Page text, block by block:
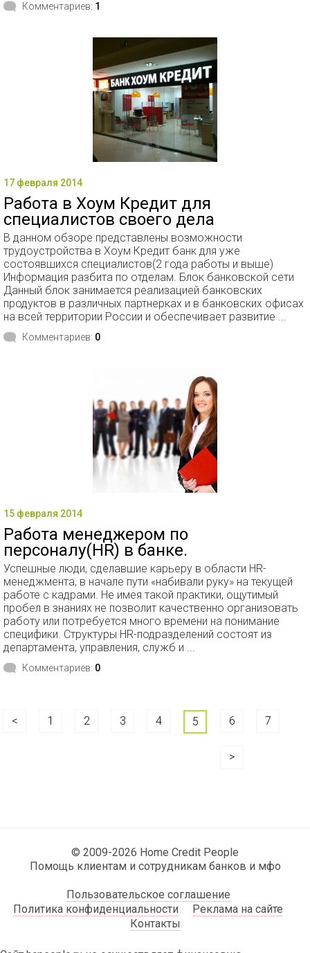
Комментариев: 1
17 февраля 2014
Работа в Хоум Кредит для
специалистов своего дела
В данном обзоре представлены возможности
трудоустройства в Хоум Кредит банк для уже
состоявшихся специалистов(2 года работы и выше)
Информация разбита по отделам. Блок банковской сети
Данный блок занимается реализацией банковских
продуктов в различных партнерках и в банковских офисах
на всей территории России и обеспечивает развитие ...
Комментариев: 0
15 февраля 2014
Работа менеджером по
персоналу(HR) в банке.
Успешные люди, сделавшие карьеру в области HR-
менеджмента, в начале пути «набивали руку» на текущей
работе с кадрами. Не имея такой практики, ощутимый
пробел в знаниях не позволит качественно организовать
работу или потребуется много времени на понимание
специфики. Структуры HR-подразделений состоят из
департамента, управления, служб и ...
Комментариев: 0
< 1 2 3 4 5 6 7
>
© 2009-2026 Home Credit People
Помощь клиентам и сотрудникам банков и мфо
Пользовательское соглашение
Политика конфиденциальности
Реклама на сайте
Контакты